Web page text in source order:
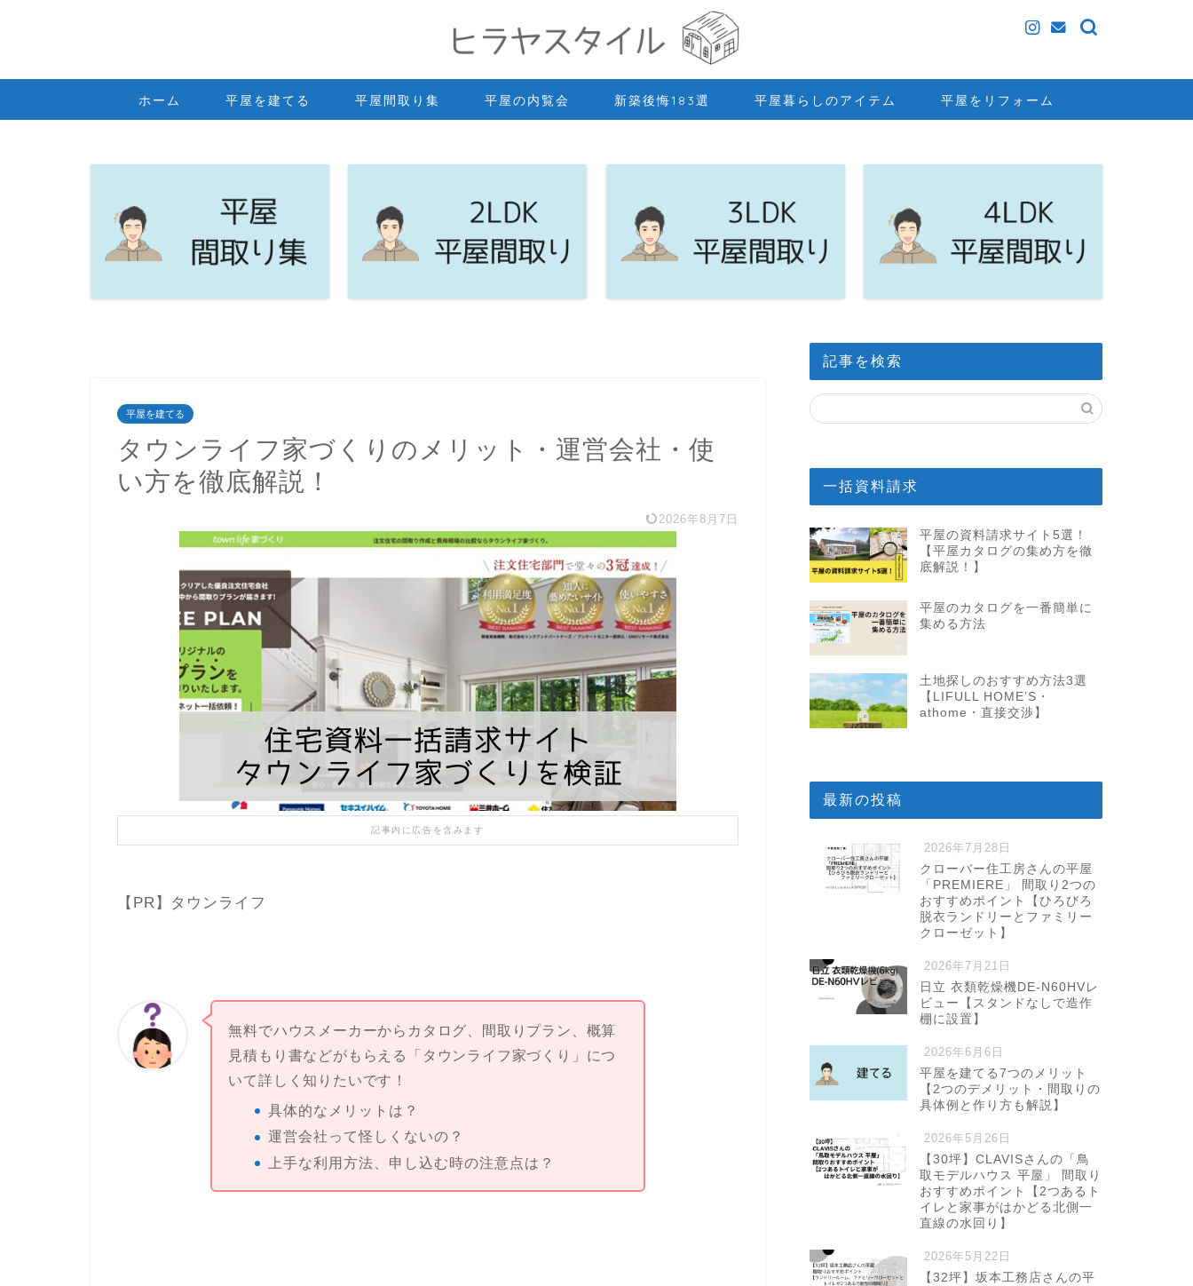
ホーム 平屋を建てる 平屋間取り集 平屋の内覧会 新築後悔183選 平屋暮らしのアイテム 平屋をリフォーム
平屋を建てる
タウンライフ家づくりのメリット・運営会社・使
い方を徹底解説！
2026年8月7日
記事内に広告を含みます
【PR】タウンライフ
無料でハウスメーカーからカタログ、間取りプラン、概算
見積もり書などがもらえる「タウンライフ家づくり」につ
いて詳しく知りたいです！
具体的なメリットは？
運営会社って怪しくないの？
上手な利用方法、申し込む時の注意点は？
記事を検索
一括資料請求
平屋の資料請求サイト5選！
【平屋カタログの集め方を徹
底解説！】
平屋のカタログを一番簡単に
集める方法
土地探しのおすすめ方法3選
【LIFULL HOME’S・
athome・直接交渉】
最新の投稿
2026年7月28日
クローバー住工房さんの平屋
「PREMIERE」 間取り2つの
おすすめポイント【ひろびろ
脱衣ランドリーとファミリー
クローゼット】
2026年7月21日
日立 衣類乾燥機DE-N60HVレ
ビュー【スタンドなしで造作
棚に設置】
2026年6月6日
平屋を建てる7つのメリット
【2つのデメリット・間取りの
具体例と作り方も解説】
2026年5月26日
【30坪】CLAVISさんの「鳥
取モデルハウス 平屋」 間取り
おすすめポイント【2つあるト
イレと家事がはかどる北側一
直線の水回り】
2026年5月22日
【32坪】坂本工務店さんの平